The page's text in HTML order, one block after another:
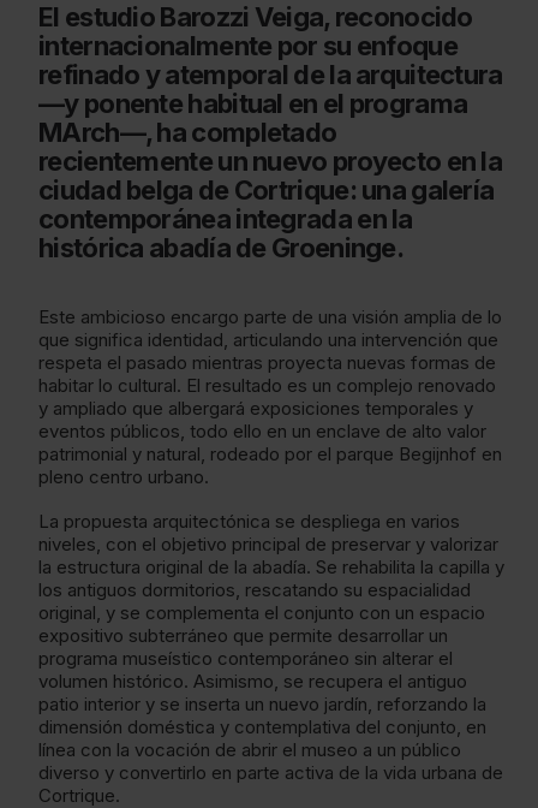
El estudio Barozzi Veiga, reconocido
internacionalmente por su enfoque
refinado y atemporal de la arquitectura
—y ponente habitual en el programa
MArch—, ha completado
recientemente un nuevo proyecto en la
ciudad belga de Cortrique: una galería
contemporánea integrada en la
histórica abadía de Groeninge.
Este ambicioso encargo parte de una visión amplia de lo
que significa identidad, articulando una intervención que
respeta el pasado mientras proyecta nuevas formas de
habitar lo cultural. El resultado es un complejo renovado
y ampliado que albergará exposiciones temporales y
eventos públicos, todo ello en un enclave de alto valor
patrimonial y natural, rodeado por el parque Begijnhof en
pleno centro urbano.
La propuesta arquitectónica se despliega en varios
niveles, con el objetivo principal de preservar y valorizar
la estructura original de la abadía. Se rehabilita la capilla y
los antiguos dormitorios, rescatando su espacialidad
original, y se complementa el conjunto con un espacio
expositivo subterráneo que permite desarrollar un
programa museístico contemporáneo sin alterar el
volumen histórico. Asimismo, se recupera el antiguo
patio interior y se inserta un nuevo jardín, reforzando la
dimensión doméstica y contemplativa del conjunto, en
línea con la vocación de abrir el museo a un público
diverso y convertirlo en parte activa de la vida urbana de
Cortrique.